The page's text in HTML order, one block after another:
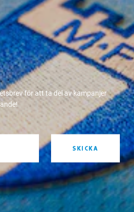
för att ta del av kampanjer
SKICKA